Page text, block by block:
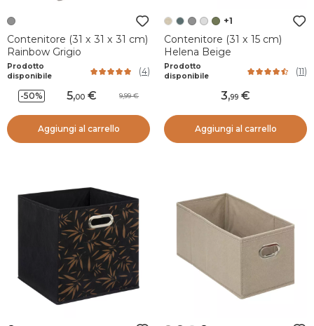
Contenitore (31 x 31 x 31 cm)
Rainbow Grigio
Prodotto
disponibile
(4)
-50% 5,00 9,99
Aggiungi al carrello
+1
Contenitore (31 x 15 cm)
Helena Beige
Prodotto
disponibile
(11)
3,99
Aggiungi al carrello